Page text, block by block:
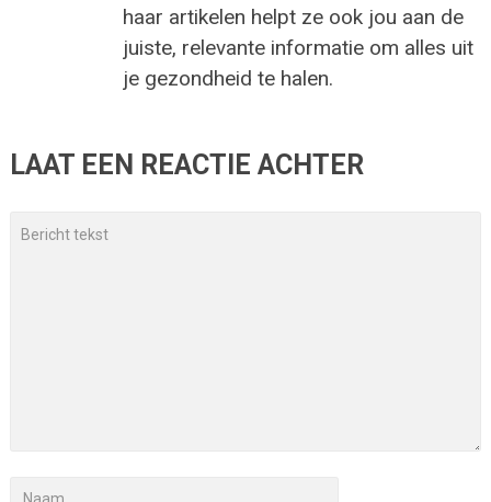
haar artikelen helpt ze ook jou aan de
juiste, relevante informatie om alles uit
je gezondheid te halen.
LAAT EEN REACTIE ACHTER